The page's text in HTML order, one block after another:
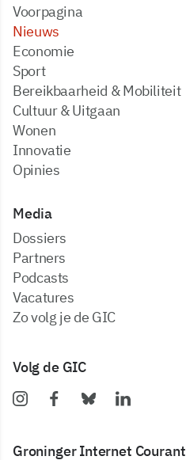
Voorpagina
Nieuws
Economie
Sport
Bereikbaarheid & Mobiliteit
Cultuur & Uitgaan
Wonen
Innovatie
Opinies
Media
dossiers
partners
podcasts
vacatures
zo volg je de GIC
Volg de GIC
Groninger Internet Courant